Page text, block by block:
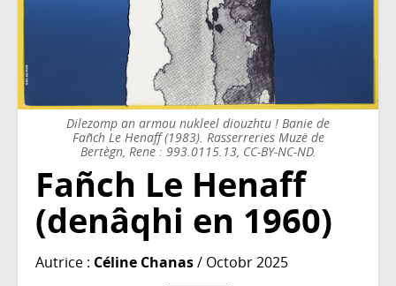
Dilezomp an armou nukleel diouzhtu ! Banie de
Fañch Le Henaff (1983). Rasserreries Muzë de
Bertègn, Rene : 993.0115.13, CC-BY-NC-ND.
Fañch Le Henaff
(denâqhi en 1960)
Autrice : Céline Chanas/ Octobr 2025